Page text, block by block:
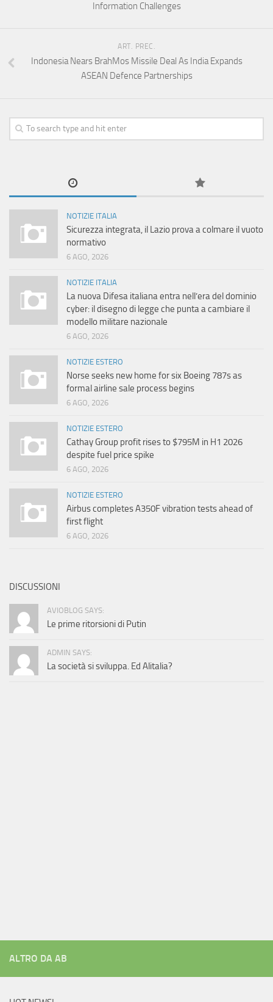
Information Challenges
ART. PREC.
Indonesia Nears BrahMos Missile Deal As India Expands
ASEAN Defence Partnerships
NOTIZIE ITALIA
Sicurezza integrata, il Lazio prova a colmare il vuoto
normativo
6 AGO, 2026
NOTIZIE ITALIA
La nuova Difesa italiana entra nell’era del dominio
cyber: il disegno di legge che punta a cambiare il
modello militare nazionale
6 AGO, 2026
NOTIZIE ESTERO
Norse seeks new home for six Boeing 787s as
formal airline sale process begins
6 AGO, 2026
NOTIZIE ESTERO
Cathay Group profit rises to $795M in H1 2026
despite fuel price spike
6 AGO, 2026
NOTIZIE ESTERO
Airbus completes A350F vibration tests ahead of
first flight
6 AGO, 2026
DISCUSSIONI
AVIOBLOG SAYS:
Le prime ritorsioni di Putin
ADMIN SAYS:
La società si sviluppa. Ed Alitalia?
ALTRO DA AB